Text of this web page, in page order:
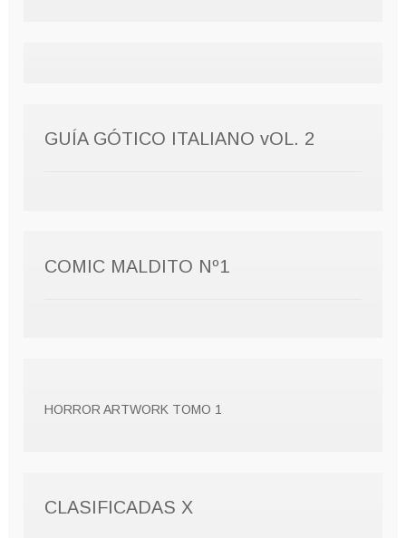
GUÍA GÓTICO ITALIANO vOL. 2
COMIC MALDITO Nº1
HORROR ARTWORK TOMO 1
CLASIFICADAS X